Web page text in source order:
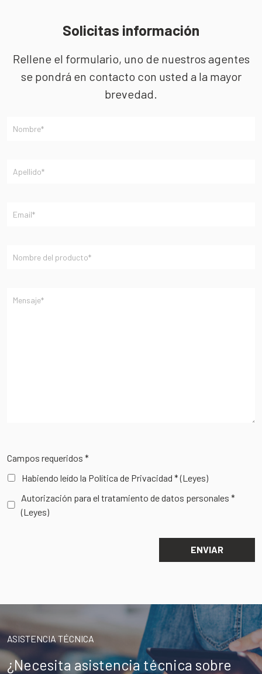
Solicitas información
Rellene el formulario, uno de nuestros agentes
se pondrá en contacto con usted a la mayor
brevedad.
Campos requeridos *
Habiendo leído la Política de Privacidad *(Leyes)
Autorización para el tratamiento de datos personales *
(Leyes)
ASISTENCIA TÉCNICA
¿Necesita asistencia técnica sobre